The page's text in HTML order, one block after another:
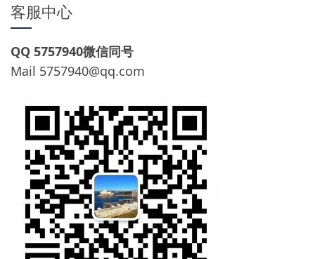
客服中心
QQ 5757940微信同号
Mail 5757940@qq.com